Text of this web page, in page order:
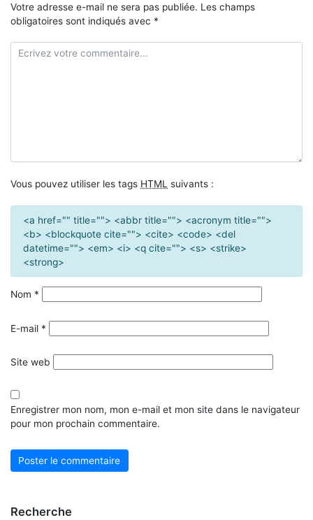
Votre adresse e-mail ne sera pas publiée. Les champs
obligatoires sont indiqués avec *
Vous pouvez utiliser les tags HTML suivants :
<a href="" title=""> <abbr title=""> <acronym title="">
<b> <blockquote cite=""> <cite> <code> <del
datetime=""> <em> <i> <q cite=""> <s> <strike>
<strong>
Nom *
E-mail *
Site web
Enregistrer mon nom, mon e-mail et mon site dans le navigateur
pour mon prochain commentaire.
Recherche